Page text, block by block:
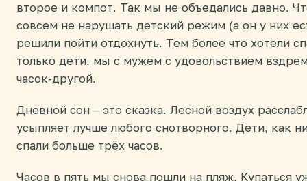
второе и компот. Так мы не объедались давно.
совсем не нарушать детский режим (а он у них
решили пойти отдохнуть. Тем более что хотели
только дети, мы с мужем с удовольствием
часок-другой.
Дневной сон – это сказка. Лесной воздух
усыпляет лучше любого снотворного. Дети, как
спали больше трёх часов.
Часов в пять мы снова пошли на пляж. Купаться